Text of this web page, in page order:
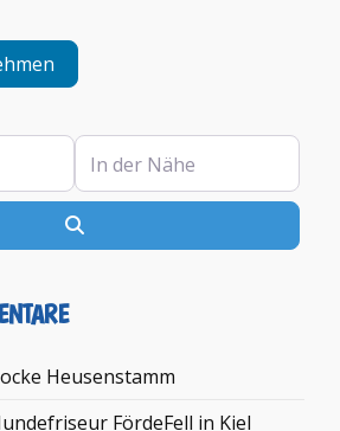
In der Nähe
Heusenstamm
FördeFell in Kiel